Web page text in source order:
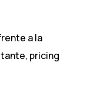
a la
pricing